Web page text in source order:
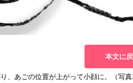
本文に
、あごの位置が上がって小顔に。（写